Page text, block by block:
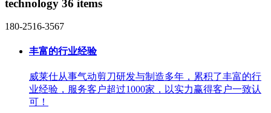
technology 36 items
180-2516-3567
丰富的行业经验
威莱仕从事气动剪刀研发与制造多年，累积了丰富的行
业经验，服务客户超过1000家，以实力赢得客户一致认
可！